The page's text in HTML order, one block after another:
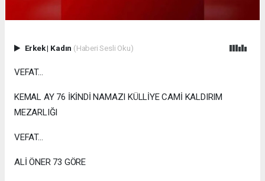
Erkek| Kadın (Haberi Sesli Oku)
VEFAT...
KEMAL AY 76 İKİNDİ NAMAZI KÜLLİYE CAMİ KALDIRIM
MEZARLIĞI
VEFAT...
ALİ ÖNER 73 GÖRE